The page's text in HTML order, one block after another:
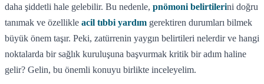
daha şiddetli hale gelebilir. Bu nedenle, pnömoni belirtilerini doğru
tanımak ve özellikle acil tıbbi yardım gerektiren durumları bilmek
büyük önem taşır. Peki, zatürrenin yaygın belirtileri nelerdir ve hangi
noktalarda bir sağlık kuruluşuna başvurmak kritik bir adım haline
gelir? Gelin, bu önemli konuyu birlikte inceleyelim.